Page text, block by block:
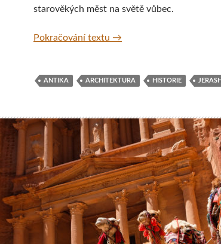
starověkých měst na světě vůbec.
Pokračování textu Jerash – jedno z
→
ANTIKA ARCHITEKTURA HISTORIE JERASH